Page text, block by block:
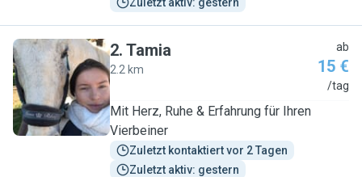
T
2. Tamia
2.2 km
ab
15 €
/tag
Mit Herz, Ruhe & Erfahrung für Ihren
Vierbeiner
Zuletzt kontaktiert vor 2 Tagen
Zuletzt aktiv: gestern